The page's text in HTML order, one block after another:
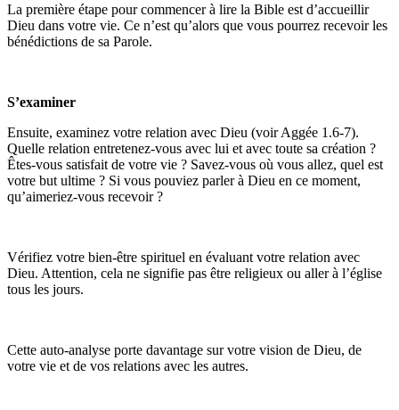
La première étape pour commencer à lire la Bible est d’accueillir
Dieu dans votre vie. Ce n’est qu’alors que vous pourrez recevoir les
bénédictions de sa Parole.
S’examiner
Ensuite, examinez votre relation avec Dieu (voir Aggée 1.6-7).
Quelle relation entretenez-vous avec lui et avec toute sa création ?
Êtes-vous satisfait de votre vie ? Savez-vous où vous allez, quel est
votre but ultime ? Si vous pouviez parler à Dieu en ce moment,
qu’aimeriez-vous recevoir ?
Vérifiez votre bien-être spirituel en évaluant votre relation avec
Dieu. Attention, cela ne signifie pas être religieux ou aller à l’église
tous les jours.
Cette auto-analyse porte davantage sur votre vision de Dieu, de
votre vie et de vos relations avec les autres.